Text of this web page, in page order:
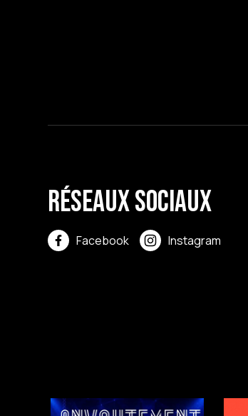
Réseaux sociaux
Facebook Instagram